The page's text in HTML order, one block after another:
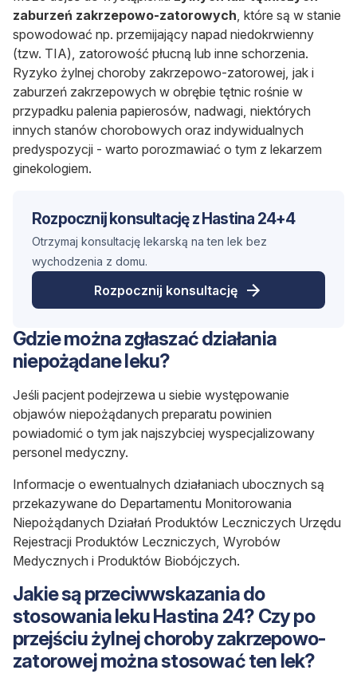
zaburzeń zakrzepowo-zatorowych, które są w stanie
spowodować np. przemijający napad niedokrwienny
(tzw. TIA), zatorowość płucną lub inne schorzenia.
Ryzyko żylnej choroby zakrzepowo-zatorowej, jak i
zaburzeń zakrzepowych w obrębie tętnic rośnie w
przypadku palenia papierosów, nadwagi, niektórych
innych stanów chorobowych oraz indywidualnych
predyspozycji - warto porozmawiać o tym z lekarzem
ginekologiem.
Rozpocznij konsultację z Hastina 24+4
Otrzymaj konsultację lekarską na ten lek bez
wychodzenia z domu.
Rozpocznij konsultację
Gdzie można zgłaszać działania
niepożądane leku?
Jeśli pacjent podejrzewa u siebie występowanie
objawów niepożądanych preparatu powinien
powiadomić o tym jak najszybciej wyspecjalizowany
personel medyczny.
Informacje o ewentualnych działaniach ubocznych są
przekazywane do Departamentu Monitorowania
Niepożądanych Działań Produktów Leczniczych Urzędu
Rejestracji Produktów Leczniczych, Wyrobów
Medycznych i Produktów Biobójczych.
Jakie są przeciwwskazania do
stosowania leku Hastina 24? Czy po
przejściu żylnej choroby zakrzepowo-
zatorowej można stosować ten lek?